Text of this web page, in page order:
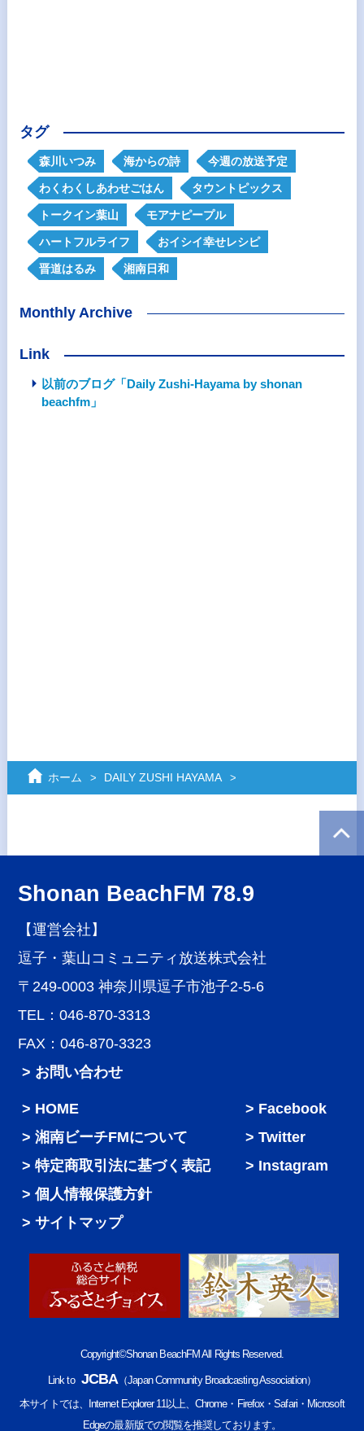
タグ
森川いつみ 海からの詩 今週の放送予定
わくわくしあわせごはん タウントピックス
トークイン葉山 モアナピープル
ハートフルライフ おイシイ幸せレシピ
晋道はるみ 湘南日和
Monthly Archive
Link
以前のブログ「Daily Zushi-Hayama by shonan
beachfm」
ホーム DAILY ZUSHI HAYAMA
Shonan BeachFM 78.9
【運営会社】
逗子・葉山コミュニティ放送株式会社
〒249-0003 神奈川県逗子市池子2-5-6
TEL：046-870-3313
FAX：046-870-3323
> お問い合わせ
HOME
湘南ビーチFMについて
特定商取引法に基づく表記
個人情報保護方針
サイトマップ
Facebook
Twitter
Instagram
Copyright©Shonan BeachFM All Rights Reserved.
Link to JCBA（Japan Community Broadcasting Association）
本サイトでは、Internet Explorer 11以上、Chrome・Firefox・Safari・Microsoft
Edgeの最新版での閲覧を推奨しております。